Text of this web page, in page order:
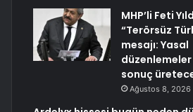
MHP’li Feti
“Terörsüz
mesajı: Yasal
düzenlemeler
sonuç
Ağustos 8, 2026